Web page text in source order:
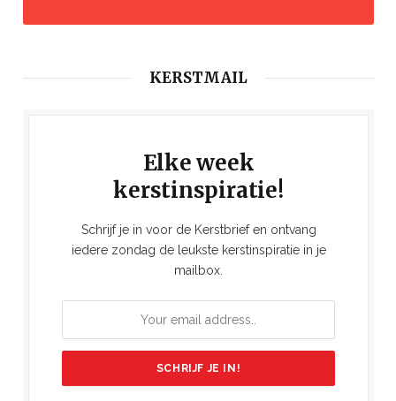
KERSTMAIL
Elke week
kerstinspiratie!
Schrijf je in voor de Kerstbrief en ontvang
iedere zondag de leukste kerstinspiratie in je
mailbox.